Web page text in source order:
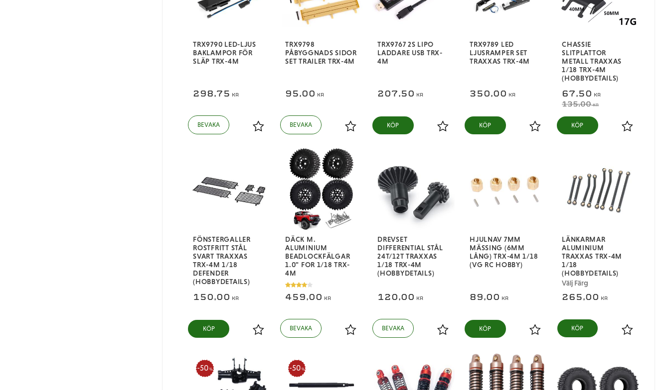
TRX9790 LED-LJUS
BAKLAMPOR FÖR
SLÄP TRX-4M
298,75 KR
Lägg till i favoriter
TRX9798
PÅBYGGNADS SIDOR
SET TRAILER TRX-4M
95,00 KR
Lägg till i favoriter
TRX9767 2S LIPO
LADDARE USB TRX-
4M
207,50 KR
Lägg till i favoriter
KÖP
TRX9789 LED
LJUSRAMPER SET
TRAXXAS TRX-4M
350,00 KR
Lägg till i favoriter
KÖP
CHASSIE
SLITPLATTOR
METALL TRAXXAS
1/18 TRX-4M
(HOBBYDETAILS)
67,50 KR
135,00KR
Lägg till i
KÖP
FÖNSTERGALLER
ROSTFRITT STÅL
SVART TRAXXAS
TRX-4M 1/18
DEFENDER
(HOBBYDETAILS)
150,00 KR
Lägg till i favoriter
KÖP
DÄCK M.
ALUMINIUM
BEADLOCKFÄLGAR
1.0" FOR 1/18 TRX-
4M
459,00 KR
Lägg till i favoriter
DREVSET
DIFFERENTIAL STÅL
24T/12T TRAXXAS
1/18 TRX-4M
(HOBBYDETAILS)
120,00 KR
Lägg till i favoriter
HJULNAV 7MM
MÄSSING (6MM
LÅNG) TRX-4M 1/18
(VG RC HOBBY)
89,00 KR
Lägg till i favoriter
KÖP
LÄNKARMAR
ALUMINIUM
TRAXXAS TRX-4M
1/18
(HOBBYDETAILS)
Välj Färg
265,00 KR
Lägg till i
50 % 50 %